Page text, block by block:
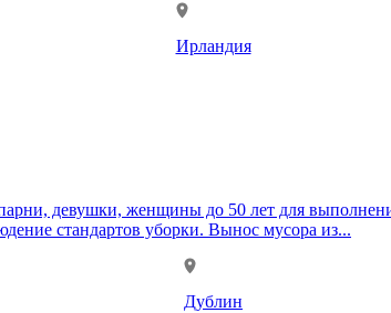
Ирландия
до 50 лет для выполнения работ по уборке номеров.
стандартов уборки. Вынос мусора из...
Дублин